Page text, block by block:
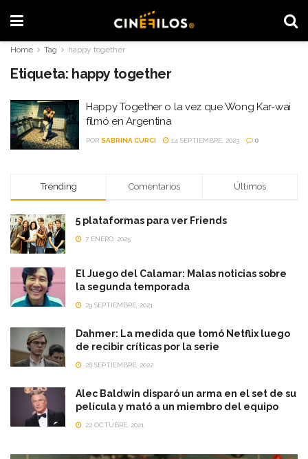
Home Tag happy together
Etiqueta: happy together
Happy Together o la vez que Wong Kar-wai
filmó en Argentina
POR SABRINA CURCI 14 SEPTIEMBRE, 2023 0
Trending Comentarios Últimos
5 plataformas para ver Friends
7 ENERO, 2025
El Juego del Calamar: Malas noticias sobre
la segunda temporada
29 SEPTIEMBRE, 2021
Dahmer: La medida que tomó Netflix luego
de recibir críticas por la serie
28 SEPTIEMBRE, 2022
Alec Baldwin disparó un arma en el set de su
película y mató a un miembro del equipo
22 OCTUBRE, 2021